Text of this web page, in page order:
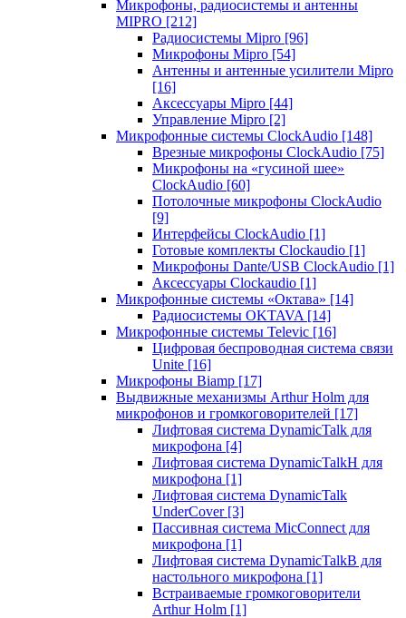
Микрофоны, радиосистемы и антенны
MIPRO [212]
Радиосистемы Mipro [96]
Микрофоны Mipro [54]
Антенны и антенные усилители Mipro
[16]
Аксессуары Mipro [44]
Управление Mipro [2]
Микрофонные системы ClockAudio [148]
Врезные микрофоны ClockAudio [75]
Микрофоны на «гусиной шее»
ClockAudio [60]
Потолочные микрофоны ClockAudio
[9]
Интерфейсы ClockAudio [1]
Готовые комплекты Clockaudio [1]
Микрофоны Dante/USB ClockAudio [1]
Аксессуары Clockaudio [1]
Микрофонные системы «Октава» [14]
Радиосистемы OKTAVA [14]
Микрофонные системы Televic [16]
Цифровая беспроводная система связи
Unite [16]
Микрофоны Biamp [17]
Выдвижные механизмы Arthur Holm для
микрофонов и громкоговорителей [17]
Лифтовая система DynamicTalk для
микрофона [4]
Лифтовая система DynamicTalkH для
микрофона [1]
Лифтовая система DynamicTalk
UnderCover [3]
Пассивная система MicConnect для
микрофона [1]
Лифтовая система DynamicTalkB для
настольного микрофона [1]
Встраиваемые громкоговорители
Arthur Holm [1]